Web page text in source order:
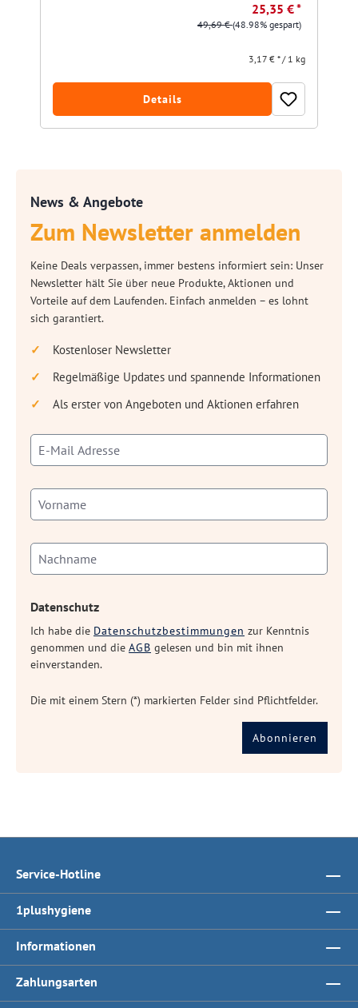
25,35 € *
49,69 €(48.98% gespart)
3,17 € * / 1 kg
Details
News & Angebote
Zum Newsletter anmelden
Keine Deals verpassen, immer bestens informiert sein: Unser
Newsletter hält Sie über neue Produkte, Aktionen und
Vorteile auf dem Laufenden. Einfach anmelden – es lohnt
sich garantiert.
Kostenloser Newsletter
Regelmäßige Updates und spannende Informationen
Als erster von Angeboten und Aktionen erfahren
Datenschutz
Ich habe die Datenschutzbestimmungen zur Kenntnis
genommen und die AGB gelesen und bin mit ihnen
einverstanden.
Die mit einem Stern (*) markierten Felder sind Pflichtfelder.
Abonnieren
Service-Hotline
1plushygiene
Informationen
Zahlungsarten